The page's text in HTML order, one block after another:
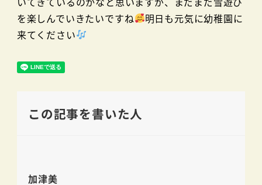
を楽しんでいきたいですね
明日も元気に幼稚園に
来てください
この記事を書いた人
加津美